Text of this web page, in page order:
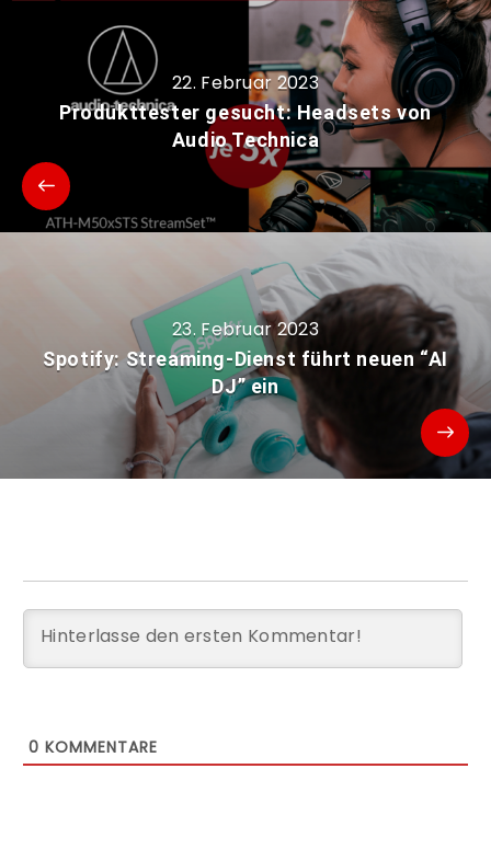
22. Februar 2023
Produkttester gesucht: Headsets von
Audio Technica
23. Februar 2023
Spotify: Streaming-Dienst führt neuen “AI
DJ” ein
0 KOMMENTARE